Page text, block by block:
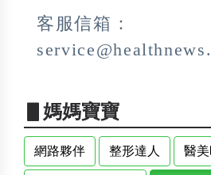
客服信箱：
▋媽媽寶寶
網路夥伴 整形達人 醫